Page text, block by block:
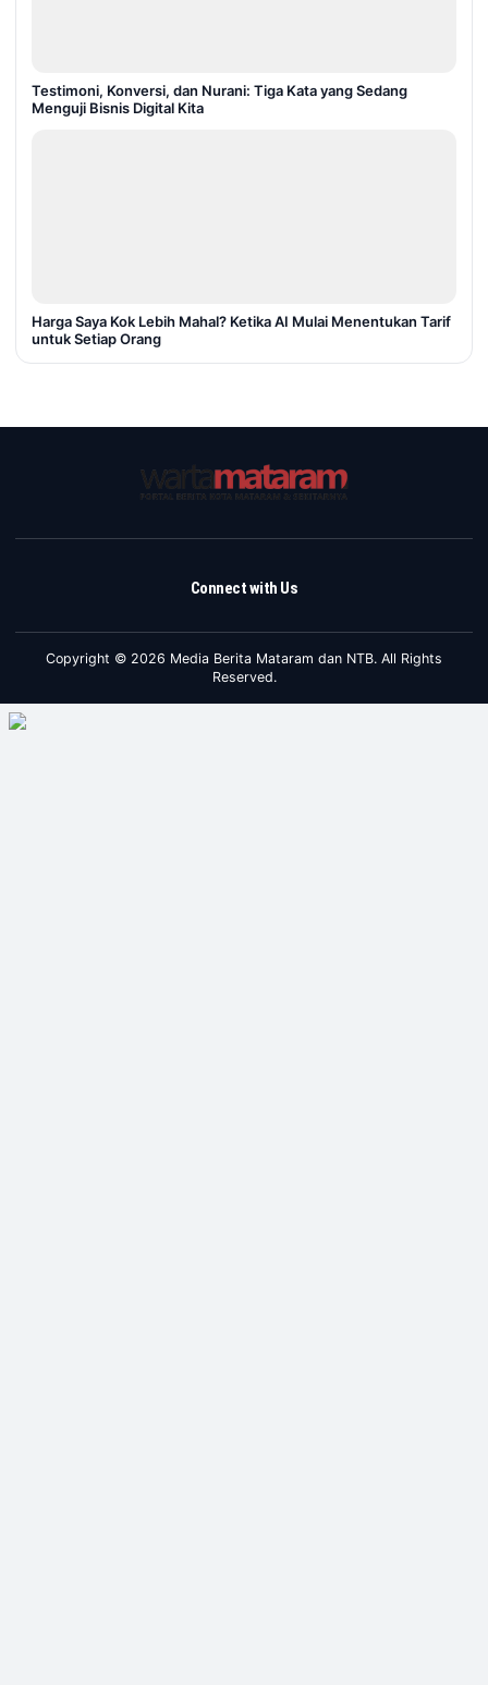
Testimoni, Konversi, dan Nurani: Tiga Kata yang Sedang
Menguji Bisnis Digital Kita
Harga Saya Kok Lebih Mahal? Ketika AI Mulai Menentukan Tarif
untuk Setiap Orang
Connect with Us
Copyright © 2026 Media Berita Mataram dan NTB. All Rights
Reserved.